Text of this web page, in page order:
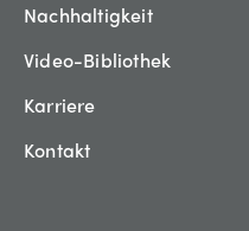
Nachhaltigkeit
Video-Bibliothek
Karriere
Kontakt